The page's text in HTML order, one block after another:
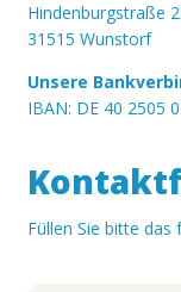
Hindenburgstraße
31515 Wunstorf
Unsere
IBAN: DE 40 2505
Füllen Sie bitte